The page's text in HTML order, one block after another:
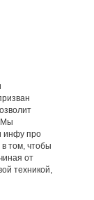
Мы
инфу про
в том, чтобы
от
техникой,